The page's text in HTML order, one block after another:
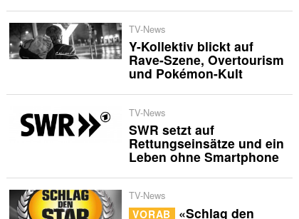
TV-News
Y-Kollektiv blickt auf
Rave-Szene, Overtourism
und Pokémon-Kult
TV-News
SWR setzt auf
Rettungseinsätze und ein
Leben ohne Smartphone
TV-News
VORAB «Schlag den